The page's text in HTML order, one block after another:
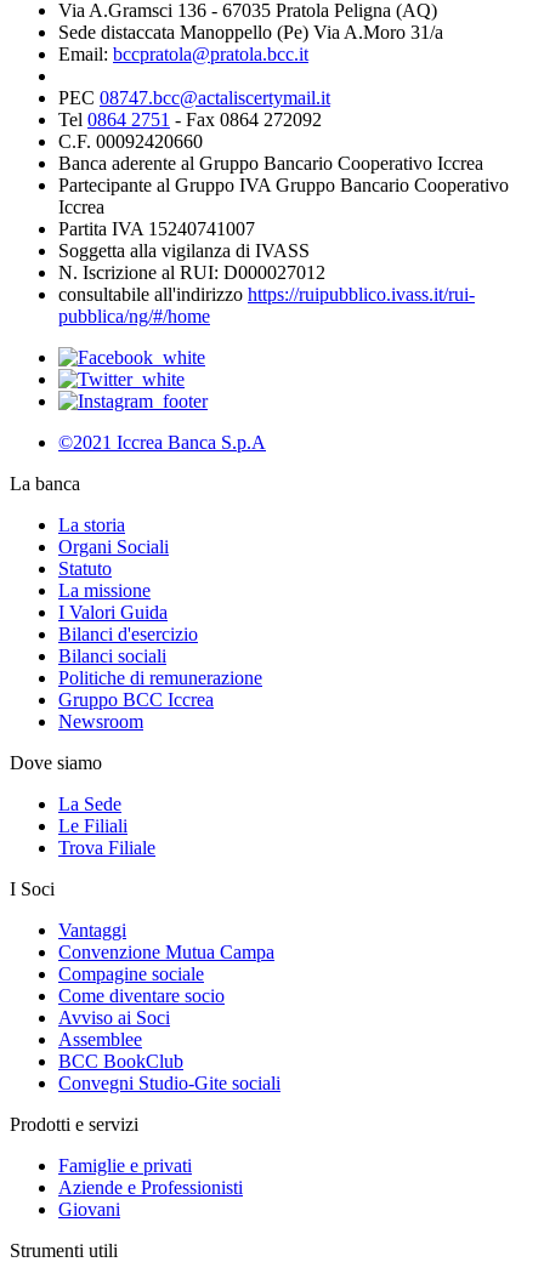
Via A.Gramsci 136 - 67035 Pratola Peligna (AQ)
Sede distaccata Manoppello (Pe) Via A.Moro 31/a
Email: bccpratola@pratola.bcc.it
PEC 08747.bcc@actaliscertymail.it
Tel 0864 2751 - Fax 0864 272092
C.F. 00092420660
Banca aderente al Gruppo Bancario Cooperativo Iccrea
Partecipante al Gruppo IVA Gruppo Bancario Cooperativo
Iccrea
Partita IVA 15240741007
Soggetta alla vigilanza di IVASS
N. Iscrizione al RUI: D000027012
consultabile all'indirizzo https://ruipubblico.ivass.it/rui-
pubblica/ng/#/home
©2021 Iccrea Banca S.p.A
La banca
La storia
Organi Sociali
Statuto
La missione
I Valori Guida
Bilanci d'esercizio
Bilanci sociali
Politiche di remunerazione
Gruppo BCC Iccrea
Newsroom
Dove siamo
La Sede
Le Filiali
Trova Filiale
I Soci
Vantaggi
Convenzione Mutua Campa
Compagine sociale
Come diventare socio
Avviso ai Soci
Assemblee
BCC BookClub
Convegni Studio-Gite sociali
Prodotti e servizi
Famiglie e privati
Aziende e Professionisti
Giovani
Strumenti utili